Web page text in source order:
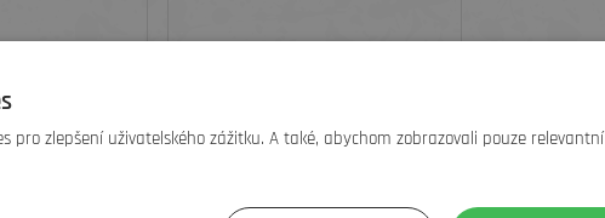
pro zlepšení uživatelského zážitku. A také, abychom zobrazovali pouze relevantní